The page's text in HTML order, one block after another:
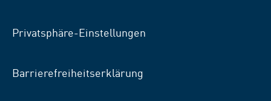
Privatsphäre-Einstellungen
Barrierefreiheitserklärung